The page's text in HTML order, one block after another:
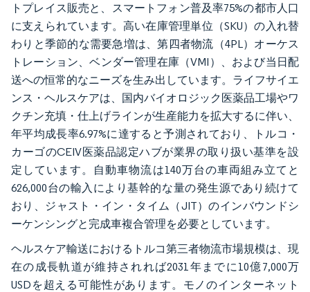
トプレイス販売と、スマートフォン普及率75%の都市人口
に支えられています。高い在庫管理単位（SKU）の入れ替
わりと季節的な需要急増は、第四者物流（4PL）オーケス
トレーション、ベンダー管理在庫（VMI）、および当日配
送への恒常的なニーズを生み出しています。ライフサイエ
ンス・ヘルスケアは、国内バイオロジック医薬品工場やワ
クチン充填・仕上げラインが生産能力を拡大するに伴い、
年平均成長率6.97%に達すると予測されており、トルコ・
カーゴのCEIV医薬品認定ハブが業界の取り扱い基準を設
定しています。自動車物流は140万台の車両組み立てと
626,000台の輸入により基幹的な量の発生源であり続けて
おり、ジャスト・イン・タイム（JIT）のインバウンドシ
ーケンシングと完成車複合管理を必要としています。
ヘルスケア輸送におけるトルコ第三者物流市場規模は、現
在の成長軌道が維持されれば2031年までに10億7,000万
USDを超える可能性があります。モノのインターネット